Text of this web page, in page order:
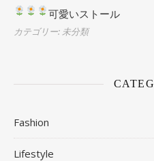
可愛いストール
カテゴリー: 未分類
Fashion
Lifestyle